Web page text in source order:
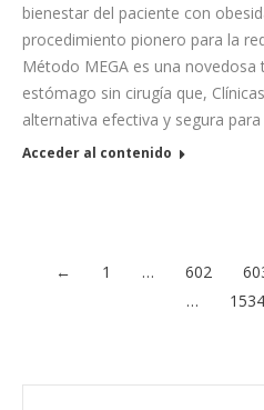
bienestar del paciente con
procedimiento pionero para la
Método MEGA es una novedosa
estómago sin cirugía que,
alternativa efectiva y segura
Acceder al contenido
← 1 … 602
…
1534